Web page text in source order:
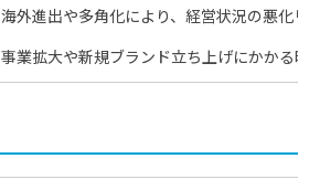
海外進出や多角化により、経営状況の悪化リ
事業拡大や新規ブランド立ち上げにかかる時